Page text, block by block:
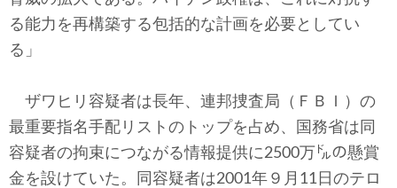
る能力を再構築する包括的な計画を必要としてい
る」
ザワヒリ容疑者は長年、連邦捜査局（ＦＢＩ）の
最重要指名手配リストのトップを占め、国務省は同
容疑者の拘束につながる情報提供に2500万㌦の懸賞
金を設けていた。同容疑者は2001年９月11日のテロ